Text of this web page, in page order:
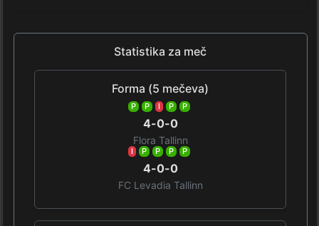
Statistika za meč
Forma (5 mečeva)
P P I P P
4-0-0
Flora Tallinn
I P P P P
4-0-0
FC Levadia Tallinn